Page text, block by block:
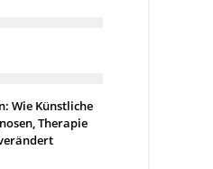
Wie Künstliche
Therapie